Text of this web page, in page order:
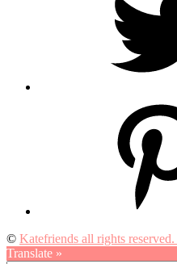
© Katefriends all rights
Translate »